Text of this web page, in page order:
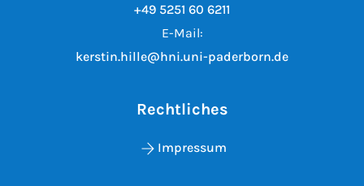
+49 5251 60 6211
E-Mail:
kerstin.hille@hni.uni-paderborn.de
Rechtliches
Impressum